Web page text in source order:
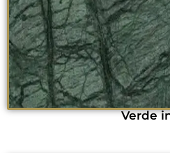
Verde